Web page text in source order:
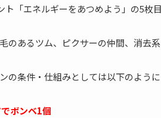
ト「エネルギーをあつめよう」の5枚
のあるツム、ピクサーの仲間、消去
の条件・仕組みとしては以下のように
ボンベ1個